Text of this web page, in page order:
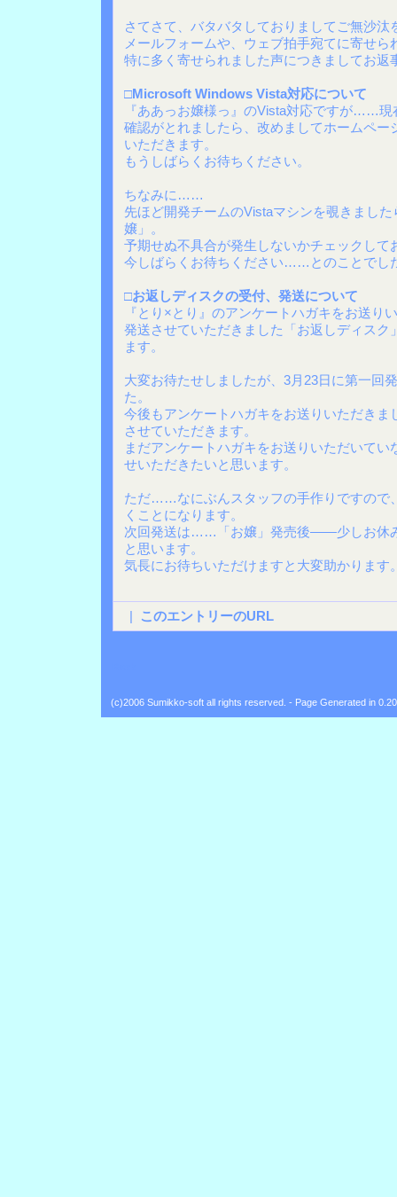
さてさて、バタバタしておりましてご無沙汰
メールフォームや、ウェブ拍手宛てに寄せ
特に多く寄せられました声につきましてお返
□Microsoft Windows Vista対応について
『ああっお嬢様っ』のVista対応ですが……現
確認がとれましたら、改めましてホームペー
いただきます。
もうしばらくお待ちください。
ちなみに……
先ほど開発チームのVistaマシンを覗きまし
嬢」。
予期せぬ不具合が発生しないかチェックして
今しばらくお待ちください……とのことでし
□お返しディスクの受付、発送について
『とり×とり』のアンケートハガキをお送り
発送させていただきました「お返しディスク
ます。
大変お待たせしましたが、3月23日に第一回
た。
今後もアンケートハガキをお送りいただきま
させていただきます。
まだアンケートハガキをお送りいただいて
せいただきたいと思います。
ただ……なにぶんスタッフの手作りですので
くことになります。
次回発送は……「お嬢」発売後――少しお休
と思います。
気長にお待ちいただけますと大変助かります
| このエントリーのURL
(c)2006 Sumikko-soft all rights reserved. - Page Generated in